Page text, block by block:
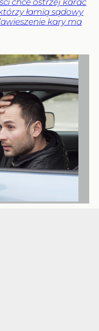
chce ostrzej karać
łamią sądowy
kary ma